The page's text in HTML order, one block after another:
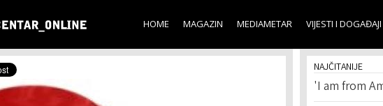
main
content
HOME MAGAZIN MEDIAMETAR VIJESTI I DOGAĐAJI
NAJČITANIJE
'I am from